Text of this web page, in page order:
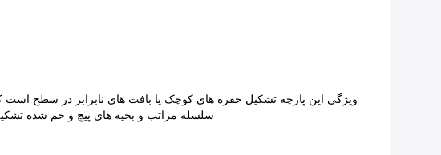
ویژگی این پارچه تشکیل حفره های کوچک یا بافت های نابرابر در سطح است
سلسله مراتب و بخیه های پیچ و خم شده